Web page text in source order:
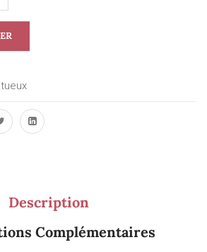
Description
Complémentaires